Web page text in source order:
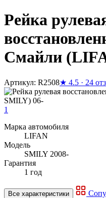
Рейка
Смайли
Артикул: R2508★ 4.5 · 24
1
Марка автомобиля
LIFAN
Модель
SMILY 2008-
Гарантия
1 год
Все характеристики